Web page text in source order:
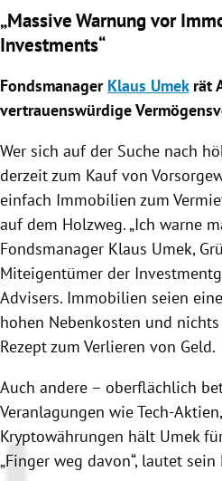
„Massive Warnung vor
Investments“
Fondsmanager Klaus Umekrät
vertrauenswürdige
Wer sich auf der Suche nach
derzeit zum Kauf von
einfach Immobilien zum
auf dem Holzweg. „Ich warne
Fondsmanager Klaus Umek,
Miteigentümer der
Advisers. Immobilien seien
hohen Nebenkosten und
Rezept zum Verlieren von Geld.
Auch andere – oberflächlich
Veranlagungen wie Tech-
Kryptowährungen hält Umek
„Finger weg davon“, lautet sein